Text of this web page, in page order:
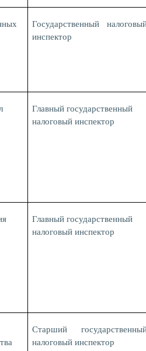
Государственный
инспектор
Главный государственный
налоговый инспектор
Главный государственный
налоговый инспектор
Старший
налоговый инспектор